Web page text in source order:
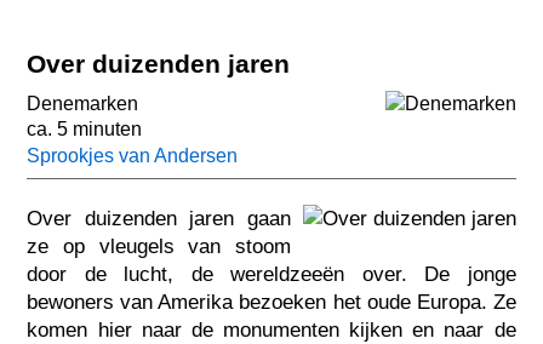
Over duizenden jaren
Denemarken
ca. 5 minuten
Sprookjes van Andersen
Over duizenden jaren gaan
ze op vleugels van stoom
door de lucht, de wereldzeeën over. De jonge
bewoners van Amerika bezoeken het oude Europa. Ze
komen hier naar de monumenten kijken en naar de